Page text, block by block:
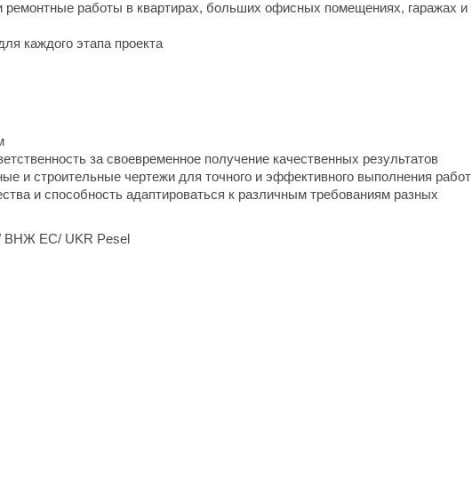
ремонтные работы в квартирах, больших офисных помещениях, гаражах и
каждого этапа проекта
за своевременное получение качественных результатов
и строительные чертежи для точного и эффективного выполнения работ
и способность адаптироваться к различным требованиям разных
ВНЖ ЕС/ UKR Pesel